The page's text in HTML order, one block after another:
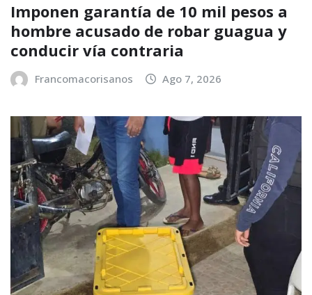
Imponen garantía de 10 mil pesos a
hombre acusado de robar guagua y
conducir vía contraria
Francomacorisanos Ago 7, 2026